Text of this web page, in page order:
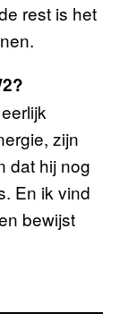
rest is het
zijn
dat hij nog
En ik vind
bewijst